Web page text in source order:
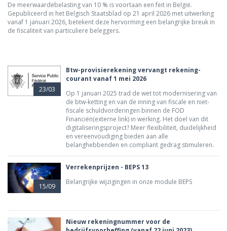
De meerwaardebelasting van 10 % is voortaan een feit in België.
Gepubliceerd in het Belgisch Staatsblad op 21 april 2026 met uitwerking
vanaf 1 januari 2026, betekent deze hervorming een belangrijke breuk in
de fiscaliteit van particuliere beleggers.
23/03
Btw-provisierekening vervangt rekening-
courant vanaf 1 mei 2026
Op 1 januari 2025 trad de wet tot modernisering van
de btw-ketting en van de inning van fiscale en niet-
fiscale schuldvorderingen binnen de FOD
Financiën(externe link) in werking. Het doel van dit
digitaliseringsproject? Meer flexibiliteit, duidelijkheid
en vereenvoudiging bieden aan alle
belanghebbenden en compliant gedrag stimuleren.
15/09
Verrekenprijzen - BEPS 13
Belangrijke wijzigingen in onze module BEPS
Nieuw rekeningnummer voor de